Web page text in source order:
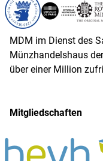
MDM im Dienst des
Münzhandelshaus
über einer Million
Mitgliedschaften